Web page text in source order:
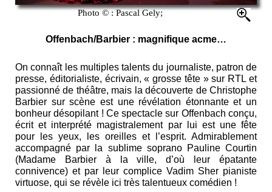
Photo © : Pascal Gely;
Offenbach/Barbier : magnifique acme…
On connaît les multiples talents du journaliste, patron de
presse, éditorialiste, écrivain, « grosse tête » sur RTL et
passionné de théâtre, mais la découverte de Christophe
Barbier sur scène est une révélation étonnante et un
bonheur désopilant ! Ce spectacle sur Offenbach conçu,
écrit et interprété magistralement par lui est une fête
pour les yeux, les oreilles et l’esprit. Admirablement
accompagné par la sublime soprano Pauline Courtin
(Madame Barbier à la ville, d’où leur épatante
connivence) et par leur complice Vadim Sher pianiste
virtuose, qui se révèle ici très talentueux comédien !